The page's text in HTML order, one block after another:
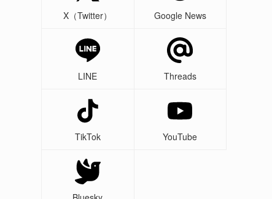
X（Twitter） Google News
LINE Threads
TikTok YouTube